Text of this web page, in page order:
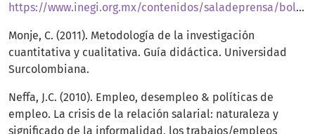
https://www.inegi.org.mx/contenidos/saladeprensa/boletines/2022/enoent/enoe_ie2022_08.pdf
Monje, C. (2011). Metodología de la investigación
cuantitativa y cualitativa. Guía didáctica. Universidad
Surcolombiana.
Neffa, J.C. (2010). Empleo, desempleo & políticas de
empleo. La crisis de la relación salarial: naturaleza y
significado de la informalidad, los trabajos/empleos